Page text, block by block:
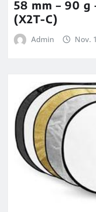
58 mm – 90 g
(X2T-C)
Admin Nov.